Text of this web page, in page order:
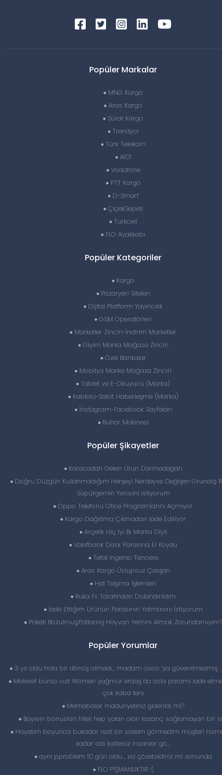
Popüler Markalar
MNG Kargo
Aras Kargo
Sürat Kargo
Trendyol
Türk Telekom
A101
Vodafone
PTT Kargo
D-Smart
ÇiçekSepeti
Turkcell
FLO Ayakkabı
Popüler Kategoriler
Kargo
Pazaryeri Siteleri
Dijital Platform Yayıncılık
GSM Operatörleri
Marketler Zinciri-İndirim Marketler
Giyim Marka Mağaza Zinciri
Özel Bankalar
Mobilya Marka Mağaza Zinciri
Tablet ve E-Okuyucu (Marka)
Kablolu-Sabit Haberleşme (Marka)
İnstagram-Facebook Sayfaları
Buhar Makinesi
Popüler Şikayetler
Karacadan Gelen Urun Darmadagan
Doğru Düzgün Kullanmadığım Herşeyi Nerdeyse Değişen Grundig
Süpürgemin Yenisini Istiyorum
Oppo Telefonu Ofice Programlarını Açmıyor
Kargo Dağıtıma Çıkmadan Iade Ediliyor
Arçelik Hiç Iyi Bı Marka Diyil
Vakıfbank Dask Parasına El Koydu
Tefal Ingenio Tencere
Aras Kargo Üslupsuz Çalışan
Hat Taşıma İşlemleri
Ruka Fx Tarafından Dolandırıldım
İade Ettiğim Ürünün Parasının Yatmasını İstiyorum
Paketi Bozulmuş,Patlamış Hayvan Yemini Almak Zorundamıyım?
Popüler Yorumlar
3 yıl oldu hala bir dönüş olmadı… madam coco ‘ya güvenilmezmiş
Malesef bursa suit Women yağmur erdaş da asla paramı iade
çok kaba ters
Merhabalar maduriyetiniz giderildi mi?
Baywin bonuslari hileli hep yalan olan kazanç sağlamayan bir
Hayatım boyunca bukadar rezil bir sistem görmedim müşteri
kadar adi kalitesiz insanlar gö...
aynı pproblem 10 gün oldu , siz çözebildiniz mi sonunda
FLO PİŞMANLIKTIR :(